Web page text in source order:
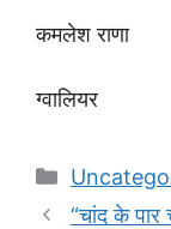
कमलेश राणा
ग्वालियर
“चांद के